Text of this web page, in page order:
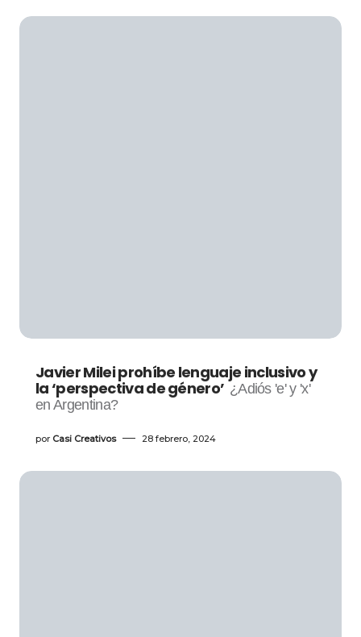
Javier Milei prohíbe lenguaje inclusivo y
la ‘perspectiva de género’ ¿Adiós 'e' y 'x'
en Argentina?
por Casi Creativos 28 febrero, 2024